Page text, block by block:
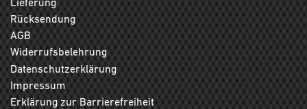
Rücksendung
AGB
Widerrufsbelehrung
Datenschutzerklärung
Impressum
Erklärung zur Barrierefreiheit